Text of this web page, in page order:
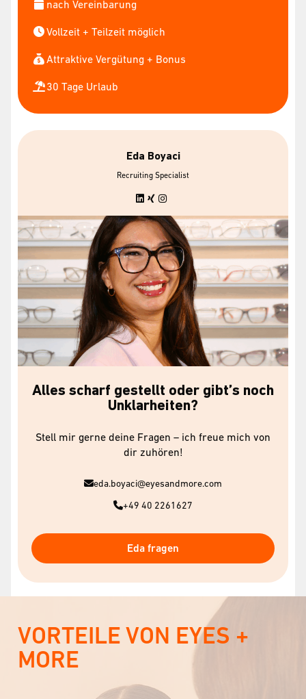
nach Vereinbarung
Vollzeit + Teilzeit möglich
Attraktive Vergütung + Bonus
30 Tage Urlaub
Eda Boyaci
Recruiting Specialist
Alles scharf gestellt oder gibt’s noch
Unklarheiten?
Stell mir gerne deine Fragen – ich freue mich von
dir zuhören!
eda.boyaci@eyesandmore.com
+49 40 2261627
Eda fragen
VORTEILE VON EYES +
MORE